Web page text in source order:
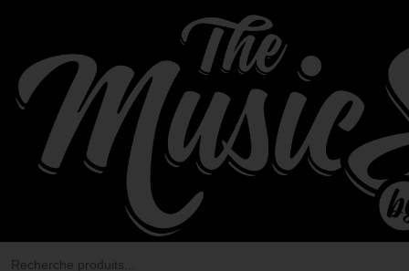
contenu